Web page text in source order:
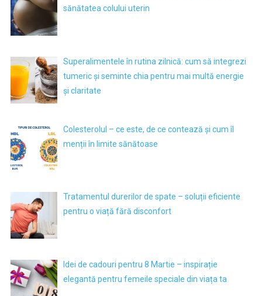
sănătatea colului uterin
Superalimentele în rutina zilnică: cum să integrezi
tumeric și seminte chia pentru mai multă energie
și claritate
Colesterolul – ce este, de ce contează și cum îl
menții în limite sănătoase
Tratamentul durerilor de spate – soluții eficiente
pentru o viață fără disconfort
Idei de cadouri pentru 8 Martie – inspirație
elegantă pentru femeile speciale din viața ta